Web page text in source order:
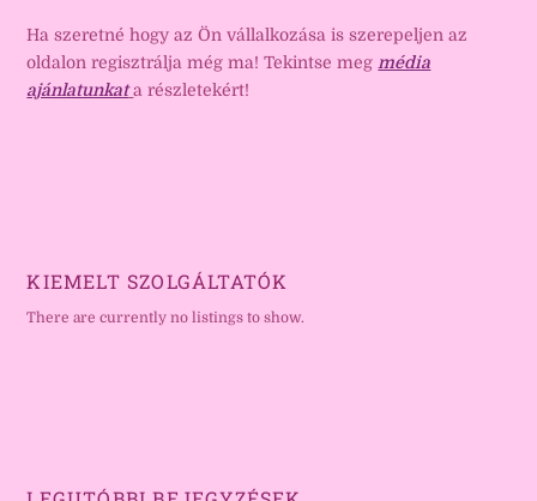
Ha szeretné hogy az Ön vállalkozása is szerepeljen az
oldalon regisztrálja még ma! Tekintse meg média
ajánlatunkat a részletekért!
KIEMELT SZOLGÁLTATÓK
There are currently no listings to show.